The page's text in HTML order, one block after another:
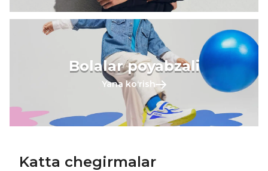
Bolalar poyabzali
Yana koʻrish
Katta chegirmalar